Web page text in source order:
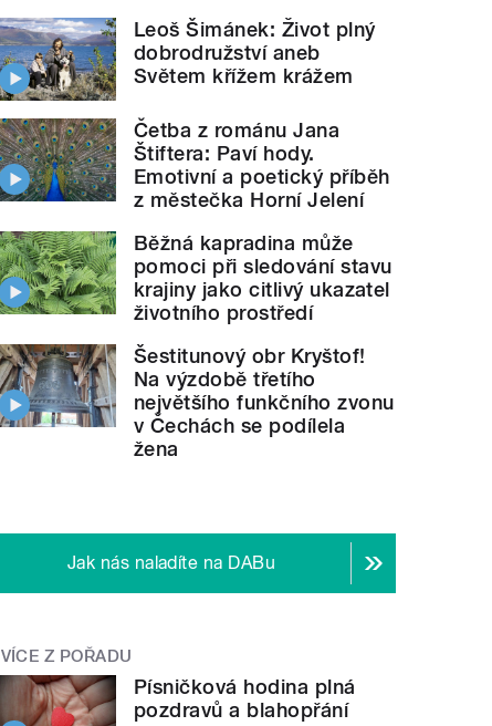
Leoš Šimánek: Život plný
dobrodružství aneb
Světem křížem krážem
Četba z románu Jana
Štiftera: Paví hody.
Emotivní a poetický příběh
z městečka Horní Jelení
Běžná kapradina může
pomoci při sledování stavu
krajiny jako citlivý ukazatel
životního prostředí
Šestitunový obr Kryštof!
Na výzdobě třetího
největšího funkčního zvonu
v Čechách se podílela
žena
Jak nás naladíte na DABu
VÍCE Z POŘADU
Písničková hodina plná
pozdravů a blahopřání